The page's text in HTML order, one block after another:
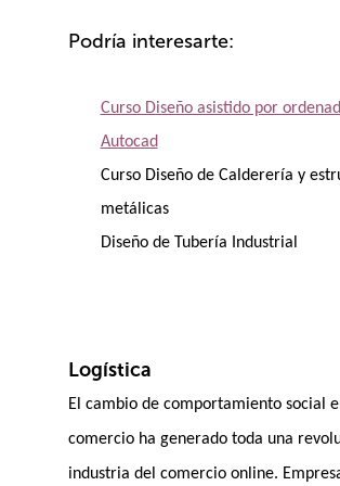
Podría interesarte:
Curso Diseño asistido por
Autocad
Curso Diseño de Calderería y
metálicas
Diseño de Tubería Industrial
Logística
El cambio de comportamiento social
comercio ha generado toda una
industria del comercio online.